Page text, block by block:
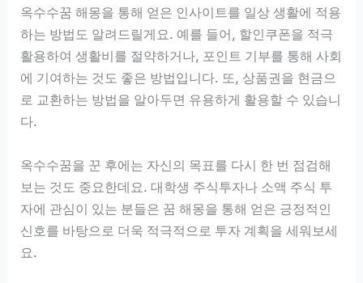
옥수수꿈 해몽을 통해 얻은 인사이트를 일상 생활에 적용
하는 방법도 알려드릴게요. 예를 들어, 할인쿠폰을 적극
활용하여 생활비를 절약하거나, 포인트 기부를 통해 사회
에 기여하는 것도 좋은 방법입니다. 또, 상품권을 현금으
로 교환하는 방법을 알아두면 유용하게 활용할 수 있습니
다.
옥수수꿈을 꾼 후에는 자신의 목표를 다시 한 번 점검해
보는 것도 중요한데요. 대학생 주식투자나 소액 주식 투
자에 관심이 있는 분들은 꿈 해몽을 통해 얻은 긍정적인
신호를 바탕으로 더욱 적극적으로 투자 계획을 세워보세
요.